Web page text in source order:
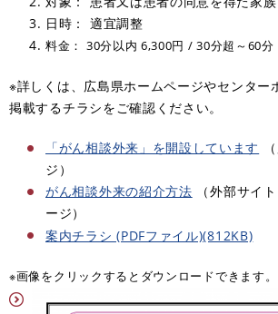
日時： 適宜調整
料金： 30分以内 6,300円 / 30分超～60分
※詳しくは、広島県ホームページやセンター
掲載するチラシをご確認ください。
「がん相談外来」を開設しています
ジ）
がん相談外来の紹介方法 （外部サイ
ージ）
案内チラシ (PDFファイル)(812KB)
※画像をクリックするとダウンロードできます。